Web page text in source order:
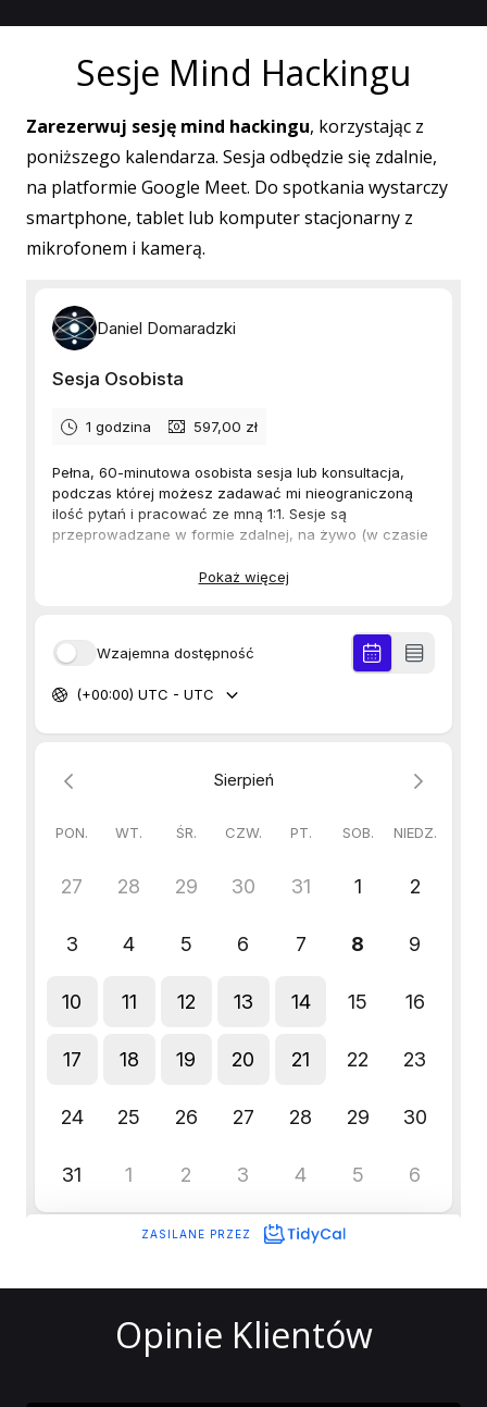
Sesje Mind Hackingu
Zarezerwuj sesję mind hackingu, korzystając z
poniższego kalendarza. Sesja odbędzie się zdalnie,
na platformie Google Meet. Do spotkania wystarczy
smartphone, tablet lub komputer stacjonarny z
mikrofonem i kamerą.
Opinie Klientów